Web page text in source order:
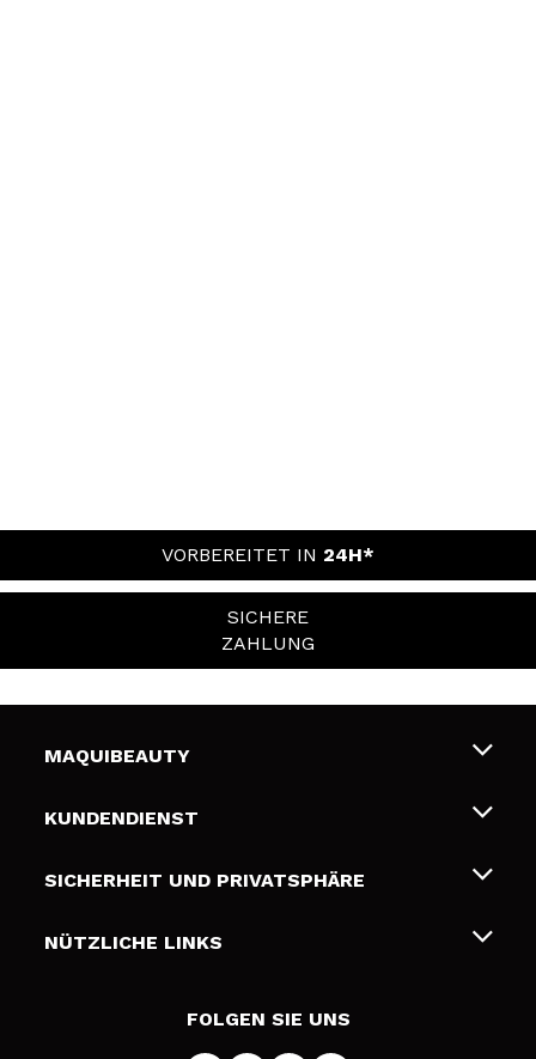
VORBEREITET IN 24H*
SICHERE
ZAHLUNG
MAQUIBEAUTY
Über uns
Geschenkkarten
KUNDENDIENST
Liefer- und Versandkosten
Zahlung
SICHERHEIT UND PRIVATSPHÄRE
Bedingungen und Datenschutz
NÜTZLICHE LINKS
FOLGEN SIE UNS